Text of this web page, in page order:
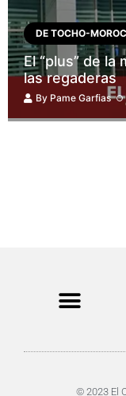
DE TOCHO-
El “plus” de la
las regaderas
By Pame Garfias
© 2023 El